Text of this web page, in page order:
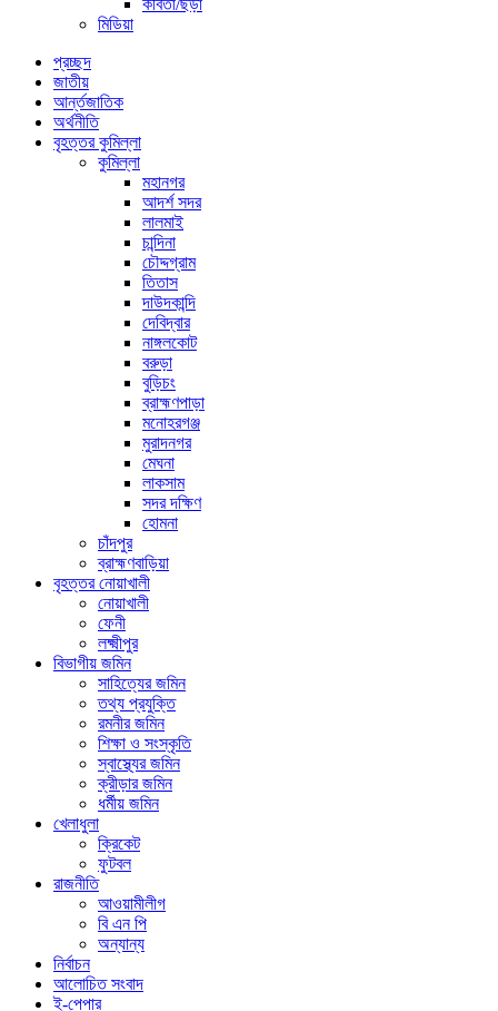
কবিতা/ছড়া
মিডিয়া
প্রচ্ছদ
জাতীয়
আর্ন্তজাতিক
অর্থনীতি
বৃহত্তর কুমিল্লা
কুমিল্লা
মহানগর
আদর্শ সদর
লালমাই
চান্দিনা
চৌদ্দগ্রাম
তিতাস
দাউদকান্দি
দেবিদ্বার
নাঙ্গলকোট
বরুড়া
বুড়িচং
ব্রাহ্মণপাড়া
মনোহরগঞ্জ
মুরাদনগর
মেঘনা
লাকসাম
সদর দক্ষিণ
হোমনা
চাঁদপুর
ব্রাহ্মণবাড়িয়া
বৃহত্তর নোয়াখালী
নোয়াখালী
ফেনী
লক্ষ্মীপুর
বিভাগীয় জমিন
সাহিত্যের জমিন
তথ্য প্রযুক্তি
রমনীর জমিন
শিক্ষা ও সংস্কৃতি
স্বাস্থ্যের জমিন
ক্রীড়ার জমিন
ধর্মীয় জমিন
খেলাধুলা
ক্রিকেট
ফুটবল
রাজনীতি
আওয়ামীলীগ
বি এন পি
অন্যান্য
নির্বাচন
আলোচিত সংবাদ
ই-পেপার